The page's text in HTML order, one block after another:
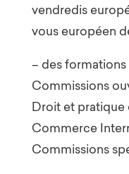
vendredis
vous européen
– des
Commissions
Droit et pratique
Commerce
Commissions